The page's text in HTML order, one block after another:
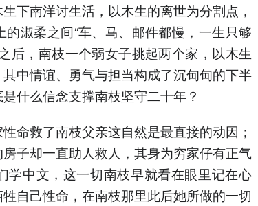
下南洋讨生活，以木生的离世为分割点，
淑柔之间“车、马、邮件都慢，一生只够
后，南枝一个弱女子挑起两个家，以木生
中情谊、勇气与担当构成了沉甸甸的下半
什么信念支撑南枝坚守二十年？
命救了南枝父亲这自然是最直接的动因；
子却一直助人救人，其身为穷家仔有正气
学中文，这一切南枝早就看在眼里记在心
自己性命，在南枝那里此后她所做的一切